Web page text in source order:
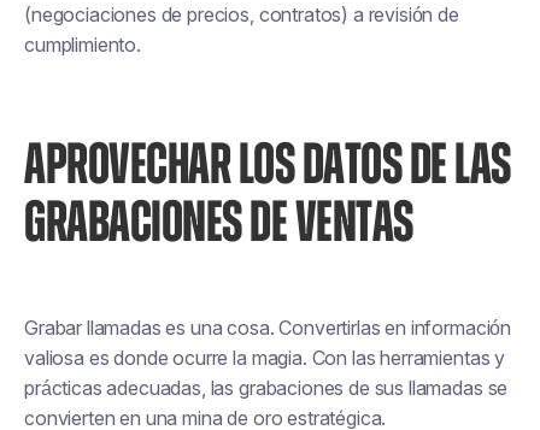
(negociaciones de precios, contratos) a revisión de
cumplimiento.
APROVECHAR LOS DATOS DE LAS
GRABACIONES DE VENTAS
Grabar llamadas es una cosa. Convertirlas en información
valiosa es donde ocurre la magia. Con las herramientas y
prácticas adecuadas, las grabaciones de sus llamadas se
convierten en una mina de oro estratégica.